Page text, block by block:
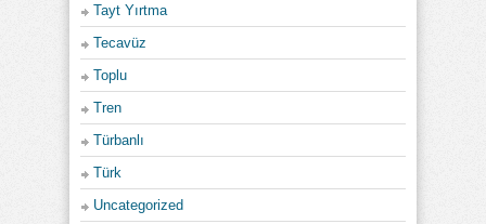
Tayt Yırtma
Tecavüz
Toplu
Tren
Türbanlı
Türk
Uncategorized